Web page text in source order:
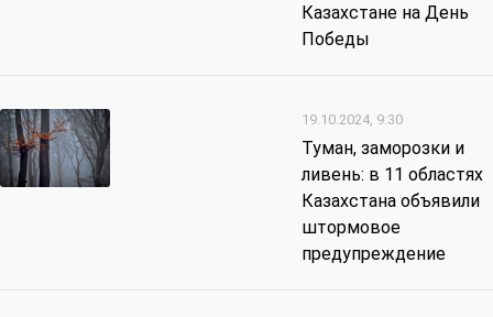
Казахстане на День
Победы
19.10.2024, 9:30
Туман, заморозки и
ливень: в 11 областях
Казахстана объявили
штормовое
предупреждение